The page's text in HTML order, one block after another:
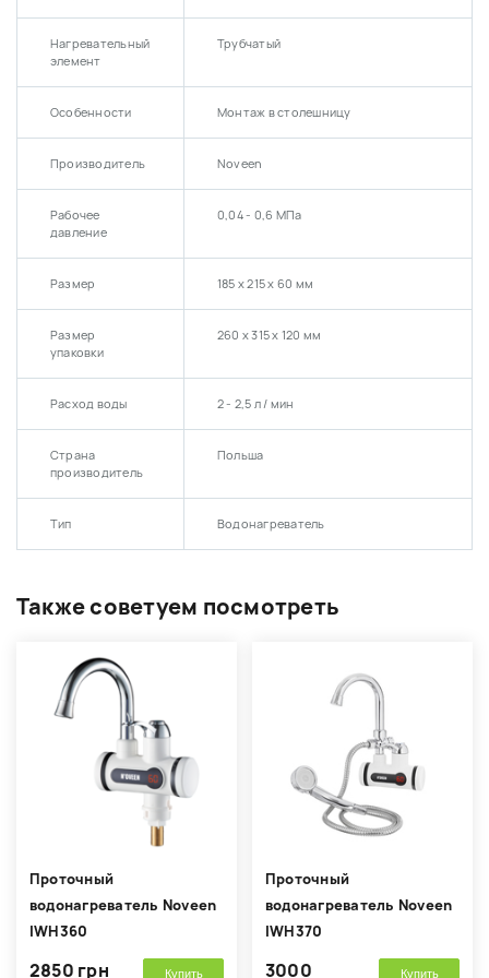
Нагревательный
элемент
Трубчатый
Особенности Монтаж в столешницу
Производитель Noveen
Рабочее
давление
0,04 - 0,6 МПа
Размер 185 х 215 х 60 мм
Размер
упаковки
260 х 315 х 120 мм
Расход воды 2 - 2,5 л / мин
Страна
производитель
Польша
Тип Водонагреватель
Также советуем посмотреть
Проточный
водонагреватель Noveen
IWH360
2850 грн Купить
Проточный
водонагреватель Noveen
IWH370
3000 Купить